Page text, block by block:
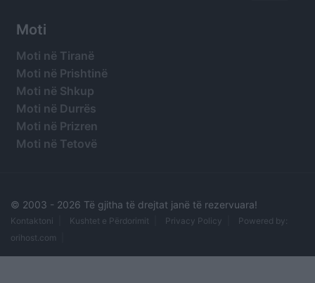
Moti
Moti në Tiranë
Moti në Prishtinë
Moti në Shkup
Moti në Durrës
Moti në Prizren
Moti në Tetovë
© 2003 - 2026 Të gjitha të drejtat janë të rezervuara!
Kontaktoni Kushtet e Përdorimit Privacy Policy
Powered by:
orihost.com